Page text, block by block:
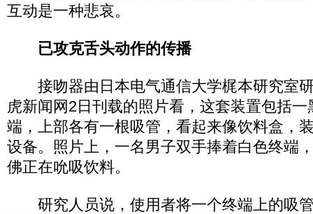
互动是一种悲哀。
已攻克舌头动作的传播
接吻器由日本电气通信大学梶本研究室
虎新闻网2日刊载的照片看，这套装置包括
端，上部各有一根吸管，看起来像饮料盒，
设备。照片上，一名男子双手捧着白色终端
佛正在吮吸饮料。
研究人员说，使用者将一个终端上的吸